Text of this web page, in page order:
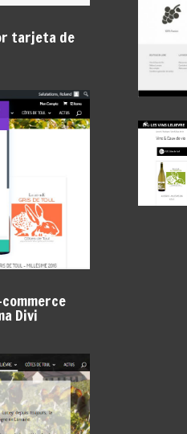
tarjeta de
Divi